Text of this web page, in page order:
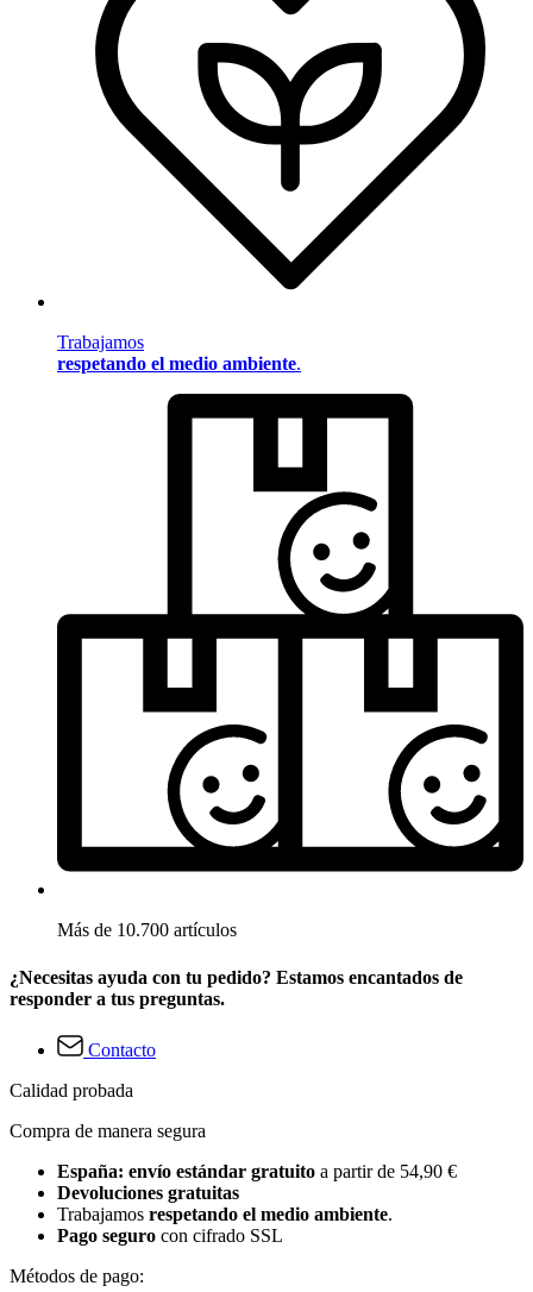
Trabajamos
respetando el medio ambiente.
Más de 10.700 artículos
¿Necesitas ayuda con tu pedido? Estamos encantados de
responder a tus preguntas.
Contacto
Calidad probada
Compra de manera segura
España: envío estándar gratuito a partir de 54,90 €
Devoluciones gratuitas
Trabajamos respetando el medio ambiente.
Pago seguro con cifrado SSL
Métodos de pago: